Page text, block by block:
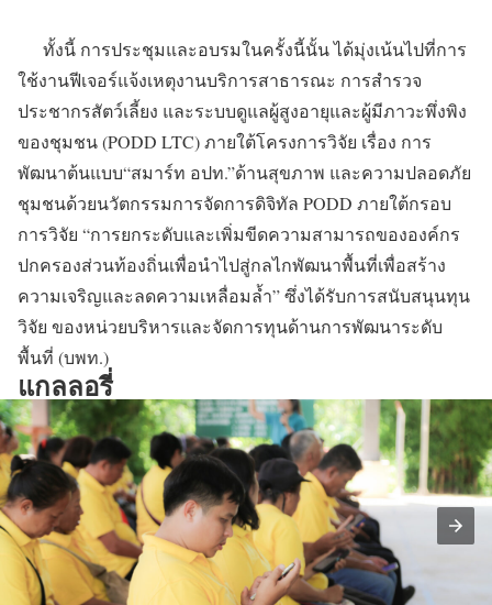
ทั้งนี้ การประชุมและอบรมในครั้งนี้นั้น ได้มุ่งเน้นไปที่การ
ใช้งานฟีเจอร์แจ้งเหตุงานบริการสาธารณะ การสำรวจ
ประชากรสัตว์เลี้ยง และระบบดูแลผู้สูงอายุและผู้มีภาวะพึ่งพิง
ของชุมชน (PODD LTC) ภายใต้โครงการวิจัย เรื่อง การ
พัฒนาต้นแบบ“สมาร์ท อปท.”ด้านสุขภาพ และความปลอดภัย
ชุมชนด้วยนวัตกรรมการจัดการดิจิทัล PODD ภายใต้กรอบ
การวิจัย “การยกระดับและเพิ่มขีดความสามารถขององค์กร
ปกครองส่วนท้องถิ่นเพื่อนำไปสู่กลไกพัฒนาพื้นที่เพื่อสร้าง
ความเจริญและลดความเหลื่อมล้ำ” ซึ่งได้รับการสนับสนุนทุน
วิจัย ของหน่วยบริหารและจัดการทุนด้านการพัฒนาระดับ
พื้นที่ (บพท.)
แกลลอรี่